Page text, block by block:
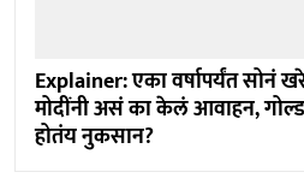
Explainer: एका वर्षापर्यंत सोनं
मोदींनी असं का केलं आवाहन,
होतंय नुकसान?